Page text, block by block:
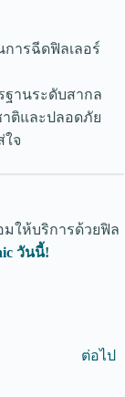
ารฉีดฟิลเลอร์
ฐานระดับสากล
ติและปลอดภัย
จ
มให้บริการด้วยฟิล
วันนี้!
ต่อไป